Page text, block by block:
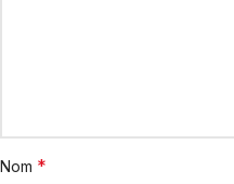
Nom *